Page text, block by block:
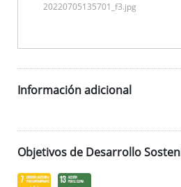
20220705135701_f3.jpg
Información adicional
Objetivos de Desarrollo